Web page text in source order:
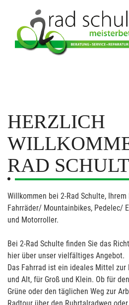
HERZLICH
RAD
Willkommen bei 2-Rad Schulte,
Fahrräder/ Mountainbikes, Pedelec/
und Motorroller.
Bei 2-Rad Schulte finden Sie das
hier über unser vielfältiges Angebot.
Das Fahrrad ist ein ideales Mittel zur
und Alt, für Groß und Klein. Ob für
Grüne oder den täglichen Weg zur